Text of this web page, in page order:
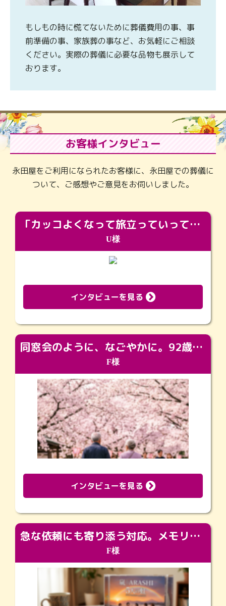
もしもの時に慌てないために葬儀費用の事、事
前準備の事、家族葬の事など、お気軽にご相談
ください。実際の葬儀に必要な品物も展示して
おります。
お客様インタビュー
永田屋をご利用になられたお客様に、永田屋での葬儀に
ついて、ご感想やご意見をお伺いしました。
「カッコよくなって旅立っていってくれました（笑）もっとカッコいいって言ってあげればよかったな」
U様
インタビューを見る
同窓会のように、なごやかに。92歳の旅立ちを彩った、再会と感謝の場
F様
インタビューを見る
急な依頼にも寄り添う対応。メモリアルコーナーで振り返る大切な日々
F様